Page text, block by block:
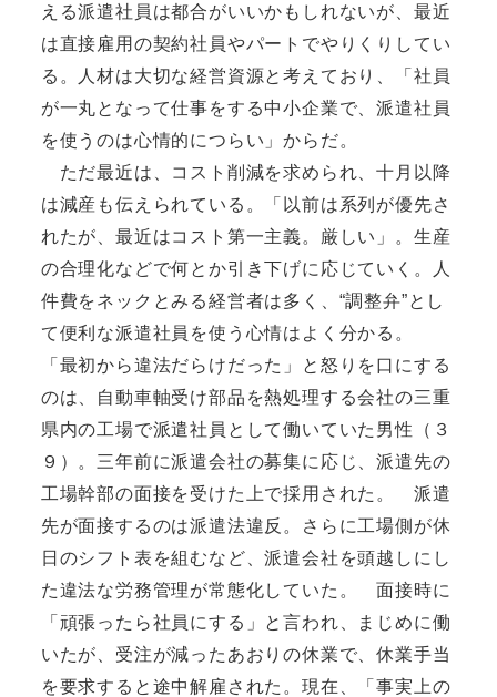
える派遣社員は都合がいいかもしれないが、最近
は直接雇用の契約社員やパートでやりくりしてい
る。人材は大切な経営資源と考えており、「社員
が一丸となって仕事をする中小企業で、派遣社員
を使うのは心情的につらい」からだ。
ただ最近は、コスト削減を求められ、十月以降
は減産も伝えられている。「以前は系列が優先さ
れたが、最近はコスト第一主義。厳しい」。生産
の合理化などで何とか引き下げに応じていく。人
件費をネックとみる経営者は多く、“調整弁”とし
て便利な派遣社員を使う心情はよく分かる。
「最初から違法だらけだった」と怒りを口にする
のは、自動車軸受け部品を熱処理する会社の三重
県内の工場で派遣社員として働いていた男性（３
９）。三年前に派遣会社の募集に応じ、派遣先の
工場幹部の面接を受けた上で採用された。 派遣
先が面接するのは派遣法違反。さらに工場側が休
日のシフト表を組むなど、派遣会社を頭越しにし
た違法な労務管理が常態化していた。 面接時に
「頑張ったら社員にする」と言われ、まじめに働
いたが、受注が減ったあおりの休業で、休業手当
を要求すると途中解雇された。現在、「事実上の